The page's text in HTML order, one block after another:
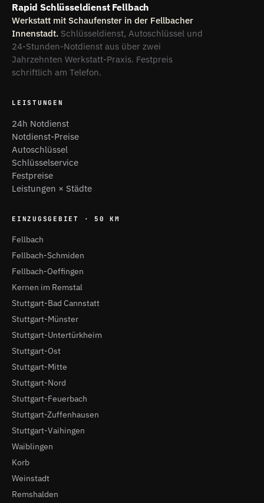
Rapid Schlüsseldienst Fellbach
Werkstatt mit Schaufenster in der Fellbacher
Innenstadt. Schlüsseldienst, Autoschlüssel und
24-Stunden-Notdienst aus über zwei
Jahrzehnten Werkstatt-Praxis. Festpreis
schriftlich am Telefon.
LEISTUNGEN
24h Notdienst
Notdienst-Preise
Autoschlüssel
Schlüsselservice
Festpreise
Leistungen × Städte
EINZUGSGEBIET · 50 KM
Fellbach
Fellbach-Schmiden
Fellbach-Oeffingen
Kernen im Remstal
Stuttgart-Bad Cannstatt
Stuttgart-Münster
Stuttgart-Untertürkheim
Stuttgart-Ost
Stuttgart-Mitte
Stuttgart-Nord
Stuttgart-Feuerbach
Stuttgart-Zuffenhausen
Stuttgart-Vaihingen
Waiblingen
Korb
Weinstadt
Remshalden